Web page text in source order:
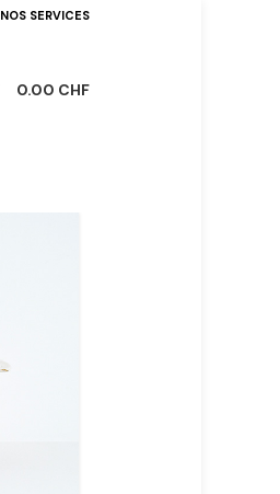
NOS SERVICES
0.00 CHF